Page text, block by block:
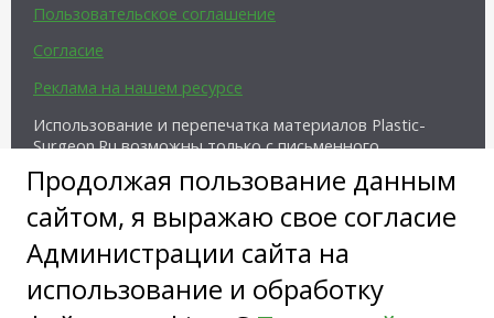
Продолжая пользование данным
сайтом, я выражаю свое согласие
Администрации сайта на
использование и обработку
Пользовательское соглашение
Согласие
Реклама на нашем ресурсе
Использование и перепечатка материалов Plastic-
Surgeon.Ru возможны только с письменного
активной ссылки на источник.